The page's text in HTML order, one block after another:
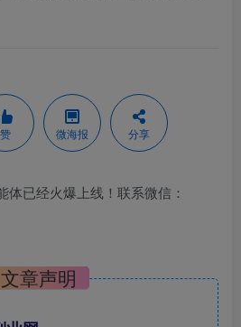
赞 微海报 分享
体已经火爆上线！联系微信：
文章声明